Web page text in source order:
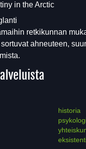
in the Arctic
retkikunnan
ahneuteen,
historia